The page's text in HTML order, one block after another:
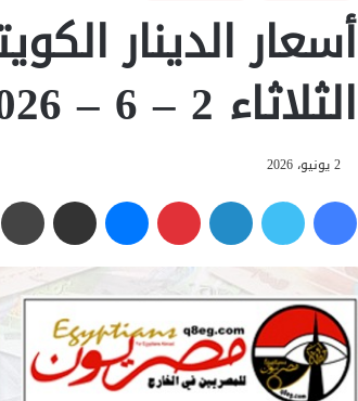
أسعار الدينار
الثلاثاء 2 – 6 – 2026
2 يونيو، 2026
فيسبوك تويتر لينكدإن بينتيريست ماسنجر مشاركة عبر البريد